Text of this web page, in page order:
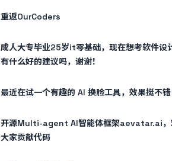
重返OurCoders
成人大专毕业25岁it零基础，现在想考软件设
有什么好的建议吗，谢谢！
最近在试一个有趣的 AI 换脸工具，效果挺不错
开源Multi-agent AI智能体框架aevatar.ai，
大家贡献代码